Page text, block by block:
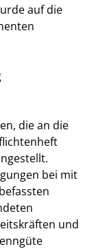
auf die
die an die
bei mit
und